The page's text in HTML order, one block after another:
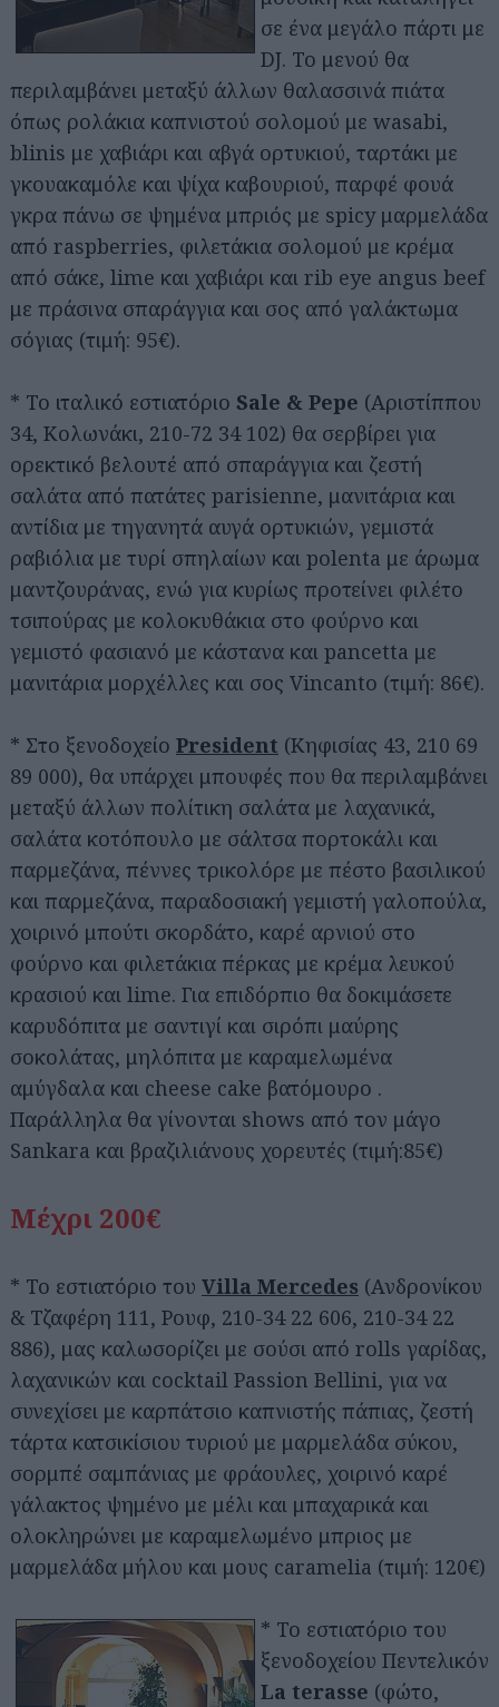
σε ένα μεγάλο πάρτι με
DJ. Το μενού θα
περιλαμβάνει μεταξύ άλλων θαλασσινά πιάτα
όπως ρολάκια καπνιστού σολομού με wasabi,
blinis με χαβιάρι και αβγά ορτυκιού, ταρτάκι με
γκουακαμόλε και ψίχα καβουριού, παρφέ φουά
γκρα πάνω σε ψημένα μπριός με spicy μαρμελάδα
από raspberries, φιλετάκια σολομού με κρέμα
από σάκε, lime και χαβιάρι και rib eye angus beef
με πράσινα σπαράγγια και σος από γαλάκτωμα
σόγιας (τιμή: 95€).
* Το ιταλικό εστιατόριο Sale & Pepe (Αριστίππου
34, Κολωνάκι, 210-72 34 102) θα σερβίρει για
ορεκτικό βελουτέ από σπαράγγια και ζεστή
σαλάτα από πατάτες parisienne, μανιτάρια και
αντίδια με τηγανητά αυγά ορτυκιών, γεμιστά
ραβιόλια με τυρί σπηλαίων και polenta με άρωμα
μαντζουράνας, ενώ για κυρίως προτείνει φιλέτο
τσιπούρας με κολοκυθάκια στο φούρνο και
γεμιστό φασιανό με κάστανα και pancetta με
μανιτάρια μορχέλλες και σος Vincanto (τιμή: 86€).
* Στο ξενοδοχείο President (Κηφισίας 43, 210 69
89 000), θα υπάρχει μπουφές που θα περιλαμβάνει
μεταξύ άλλων πολίτικη σαλάτα με λαχανικά,
σαλάτα κοτόπουλο με σάλτσα πορτοκάλι και
παρμεζάνα, πέννες τρικολόρε με πέστο βασιλικού
και παρμεζάνα, παραδοσιακή γεμιστή γαλοπούλα,
χοιρινό μπούτι σκορδάτο, καρέ αρνιού στο
φούρνο και φιλετάκια πέρκας με κρέμα λευκού
κρασιού και lime. Για επιδόρπιο θα δοκιμάσετε
καρυδόπιτα με σαντιγί και σιρόπι μαύρης
σοκολάτας, μηλόπιτα με καραμελωμένα
αμύγδαλα και cheese cake βατόμουρο .
Παράλληλα θα γίνονται shows από τον μάγο
Sankara και βραζιλιάνους χορευτές (τιμή:85€)
Μέχρι 200€
* Το εστιατόριο του Villa Mercedes (Ανδρονίκου
& Τζαφέρη 111, Ρουφ, 210-34 22 606, 210-34 22
886), μας καλωσορίζει με σούσι από rolls γαρίδας,
λαχανικών και cocktail Passion Bellini, για να
συνεχίσει με καρπάτσιο καπνιστής πάπιας, ζεστή
τάρτα κατσικίσιου τυριού με μαρμελάδα σύκου,
σορμπέ σαμπάνιας με φράουλες, χοιρινό καρέ
γάλακτος ψημένο με μέλι και μπαχαρικά και
ολοκληρώνει με καραμελωμένο μπριος με
μαρμελάδα μήλου και μους caramelia (τιμή: 120€)
* Το εστιατόριο του
ξενοδοχείου Πεντελικόν
La terasse (φώτο,